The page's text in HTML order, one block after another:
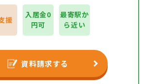
援
入居金0
円可
最寄駅か
ら近い
資料請求する